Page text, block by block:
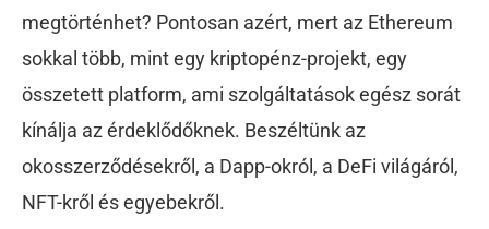
megtörténhet? Pontosan azért, mert az Ethereum
sokkal több, mint egy kriptopénz-projekt, egy
összetett platform, ami szolgáltatások egész sorát
kínálja az érdeklődőknek. Beszéltünk az
okosszerződésekről, a Dapp-okról, a DeFi világáról,
NFT-kről és egyebekről.